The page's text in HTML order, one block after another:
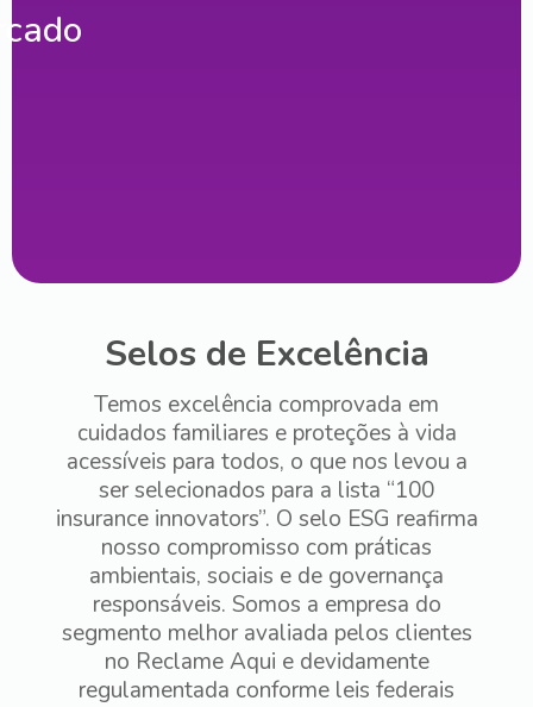
Selos de Excelência
Temos excelência comprovada em
cuidados familiares e proteções à vida
acessíveis para todos, o que nos levou a
ser selecionados para a lista “100
insurance innovators”. O selo ESG reafirma
nosso compromisso com práticas
ambientais, sociais e de governança
responsáveis. Somos a empresa do
segmento melhor avaliada pelos clientes
no Reclame Aqui e devidamente
regulamentada conforme leis federais